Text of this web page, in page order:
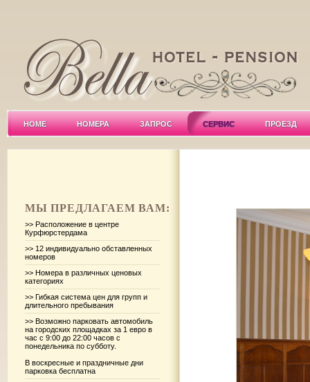
HOME НОМЕРА ЗАПРОС СЕРВИС ПРОЕЗД
МЫ ПРЕДЛАГАЕМ ВАМ:
>> Расположение в центре
Курфюрстердама
>> 12 индивидуально обставленных
номеров
>> Номера в различных ценовых
категориях
>> Гибкая система цен для групп и
длительного пребывания
>> Возможно парковать автомобиль
на городских площадках за 1 евро в
час с 9:00 до 22:00 часов с
понедельника по субботу.
В воскресные и праздничные дни
парковка бесплатна